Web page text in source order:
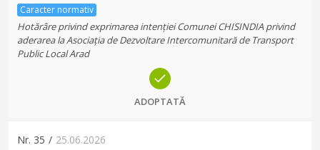
Caracter normativ
Hotărâre privind exprimarea intenției Comunei CHISINDIA privind
aderarea la Asociația de Dezvoltare Intercomunitară de Transport
Public Local Arad
ADOPTATĂ
Nr. 35 / 25.06.2026